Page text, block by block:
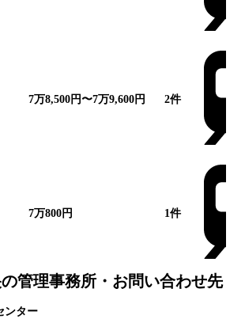
7万8,500円〜7万9,600円 2件
7万800円 1件
の管理事務所・お問い合わせ先
ンター